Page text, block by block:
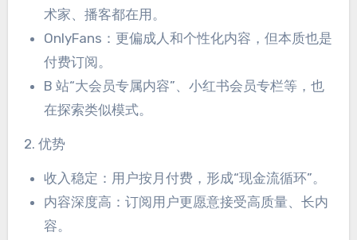
术家、播客都在用。
OnlyFans：更偏成人和个性化内容，但本质也是
付费订阅。
B 站“大会员专属内容”、小红书会员专栏等，也
在探索类似模式。
2. 优势
收入稳定：用户按月付费，形成“现金流循环”。
内容深度高：订阅用户更愿意接受高质量、长内
容。